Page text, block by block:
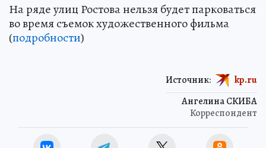
На ряде улиц Ростова нельзя будет парковаться
во время съемок художественного фильма
(подробности)
Ангелина СКИБА
Корреспондент
Источник: kp.ru